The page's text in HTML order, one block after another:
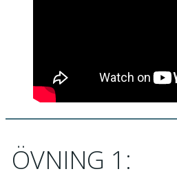
ÖVNING 1: